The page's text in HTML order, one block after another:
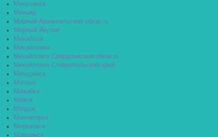
Минусинск
Миньяр
Мирный Архангельская область
Мирный Якутия
Михайлов
Михайловка
Михайловск Свердловская область
Михайловск Ставропольский край
Мичуринск
Могоча
Можайск
Можга
Моздок
Мончегорск
Морозовск
Моршанск